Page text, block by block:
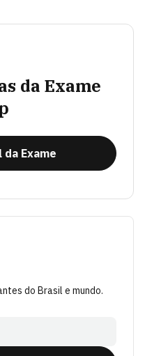
da Exame
da Exame
do Brasil e mundo.